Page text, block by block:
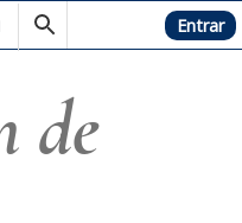
Hemeroteca Entrar
de